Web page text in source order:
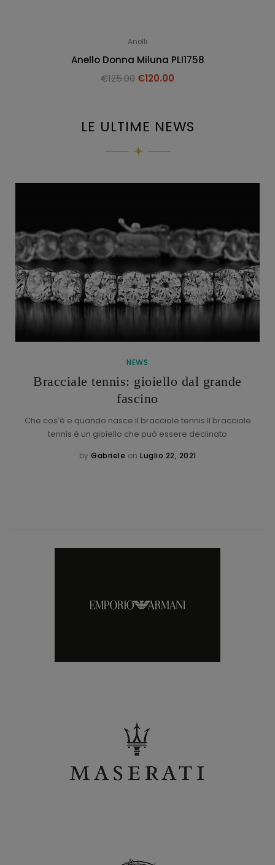
Anelli
Anello Donna Miluna PLI1758
€125.00 €120.00
LE ULTIME NEWS
NEWS
Bracciale tennis: gioiello dal grande
fascino
Che cos’è e quando nasce il bracciale tennis Il bracciale
tennis è un gioiello che può essere declinato
by Gabriele on Luglio 22, 2021